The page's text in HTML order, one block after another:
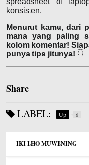
konsisten.
Menurut kamu, dari
mana yang paling
kolom komentar!
punya tips jitunya! 👇
Share
LABEL: Up 6
IKI LHO MUWENING